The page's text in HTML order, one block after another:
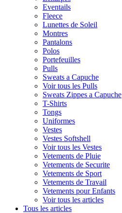
Eventails
Fleece
Lunettes de Soleil
Montres
Pantalons
Polos
Portefeuilles
Pulls
Sweats a Capuche
Voir tous les Pulls
Sweats Zippes a Capuche
T-Shirts
Tongs
Uniformes
Vestes
Vestes Softshell
Voir tous les Vestes
Vetements de Pluie
Vetements de Securite
Vetements de Sport
Vetements de Travail
Vetements pour Enfants
Voir tous les articles
Tous les articles